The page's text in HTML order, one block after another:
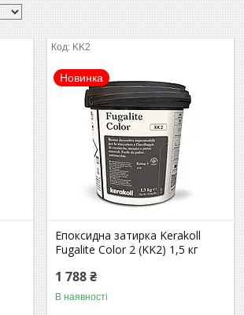
KK2
Новинка
Епоксидна затирка Kerakoll
Fugalite Color 2 (KK2) 1,5 кг
1 788 ₴
В наявності